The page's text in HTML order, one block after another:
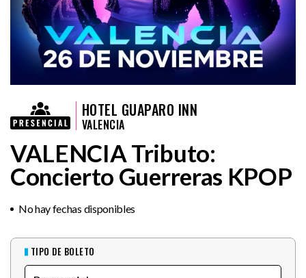
HOTEL GUAPARO INN
VALENCIA
VALENCIA Tributo:
Concierto Guerreras KPOP
No hay fechas disponibles
TIPO DE BOLETO